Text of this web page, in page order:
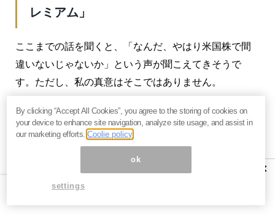
レミアム」
ここまでの話を聞くと、「なんだ、やはり米国株で間
違いないじゃないか」という声が聞こえてきそうで
す。ただし、私の真意はそこではありません。
ポイントになるのは、株式投資における利益の源泉で
す。それには大きく2つあると考えています。
1つは企業の成長によるものです。利益が成長すれば、
やはり株価も伸びるというのは、長年の経験則でもほ
ぼ間違いありません。ただし、それだけで株価が説明
できるかというと、必ずしもそうではないと考えま
×
By clicking “Accept All Cookies”, you agree to the storing of cookies on
your device to enhance site navigation, analyze site usage, and assist in
our marketing efforts.Coolie policy
ok
settings